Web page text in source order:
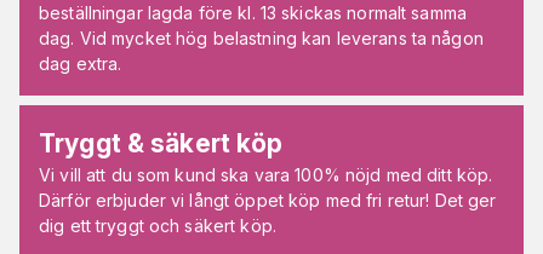
beställningar lagda före kl. 13 skickas normalt samma
dag. Vid mycket hög belastning kan leverans ta någon
dag extra.
Tryggt & säkert köp
Vi vill att du som kund ska vara 100% nöjd med ditt köp.
Därför erbjuder vi långt öppet köp med fri retur! Det ger
dig ett tryggt och säkert köp.